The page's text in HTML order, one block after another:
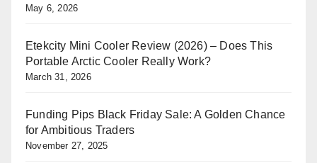
May 6, 2026
Etekcity Mini Cooler Review (2026) – Does This
Portable Arctic Cooler Really Work?
March 31, 2026
Funding Pips Black Friday Sale: A Golden Chance
for Ambitious Traders
November 27, 2025